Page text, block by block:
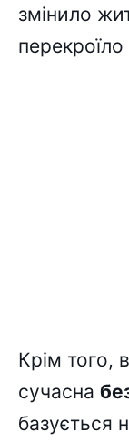
змінило
перекроїло
Крім того,
сучасна
базується